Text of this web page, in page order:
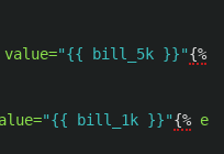
value="{{ bill_5k }}"{%
"{{ bill_1k }}"{%